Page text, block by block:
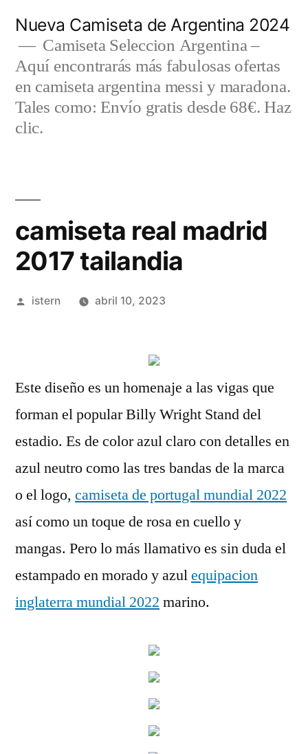
contenido
Nueva Camiseta de Argentina 2024
Camiseta Seleccion Argentina –
Aquí encontrarás más fabulosas ofertas
en camiseta argentina messi y maradona.
Tales como: Envío gratis desde 68€. Haz
clic.
camiseta real madrid
2017 tailandia
Publicado
istern abril 10, 2023
Este diseño es un homenaje a las vigas que
forman el popular Billy Wright Stand del
estadio. Es de color azul claro con detalles en
azul neutro como las tres bandas de la marca
o el logo, camiseta de portugal mundial 2022
así como un toque de rosa en cuello y
mangas. Pero lo más llamativo es sin duda el
estampado en morado y azulequipacion
inglaterra mundial 2022 marino.